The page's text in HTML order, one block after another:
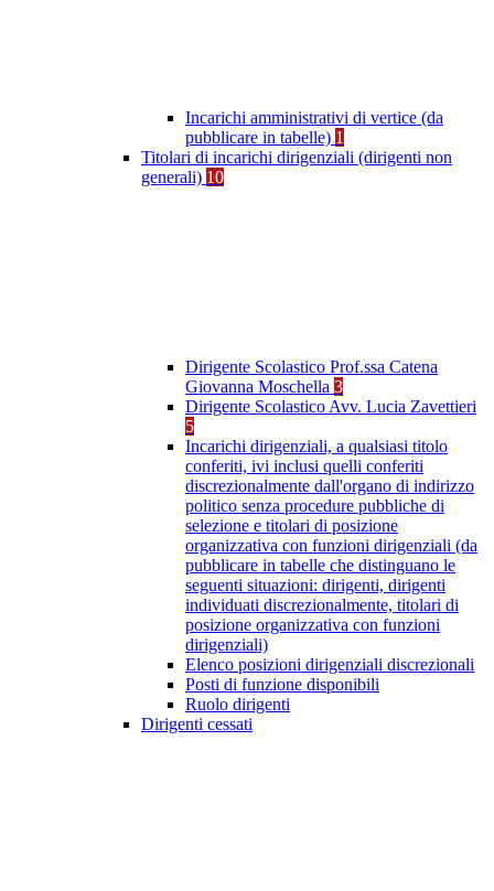
Incarichi amministrativi di vertice (da
pubblicare in tabelle) 1
Titolari di incarichi dirigenziali (dirigenti non
generali) 10
Dirigente Scolastico Prof.ssa Catena
Giovanna Moschella 3
Dirigente Scolastico Avv. Lucia Zavettieri
5
Incarichi dirigenziali, a qualsiasi titolo
conferiti, ivi inclusi quelli conferiti
discrezionalmente dall'organo di indirizzo
politico senza procedure pubbliche di
selezione e titolari di posizione
organizzativa con funzioni dirigenziali (da
pubblicare in tabelle che distinguano le
seguenti situazioni: dirigenti, dirigenti
individuati discrezionalmente, titolari di
posizione organizzativa con funzioni
dirigenziali)
Elenco posizioni dirigenziali discrezionali
Posti di funzione disponibili
Ruolo dirigenti
Dirigenti cessati